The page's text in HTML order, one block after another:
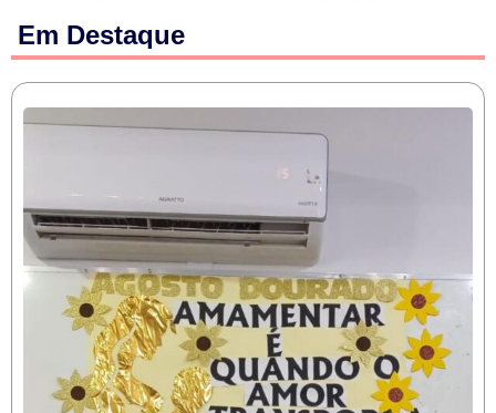
Em Destaque